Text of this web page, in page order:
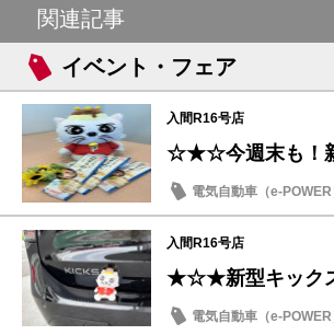
関連記事
イベント・フェア
入間R16号店
☆★☆今週末も！
電気自動車（e-POWER
日産のお店
入間R16号店
★☆★新型キック
電気自動車（e-POWER